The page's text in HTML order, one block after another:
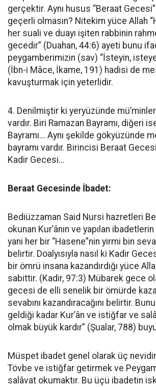
gerçektir. Aynı husus “Beraat
geçerli olmasın? Nitekim yüce Allah
her suali ve duayı işiten rabbinin
gecedir” (Duahan, 44:6) ayeti bunu
peygamberimizin (sav) “İsteyin,
(İbn-i Mâce, İkame, 191) hadisi de
kavuşturmak için yeterlidir.
4. Denilmiştir ki yeryüzünde
vardır. Biri Ramazan Bayramı, diğeri
Bayramı... Aynı şekilde gökyüzünde
bayramı vardır. Birincisi Beraat
Kadir Gecesi…
Beraat Gecesinde İbadet:
Bediüzzaman Said Nursi hazretleri
okunan Kur’ânın ve yapılan
yani her bir “Hasene”nin yirmi bin
belirtir. Doalyısıyla nasıl ki Kadir
bir ömrü insana kazandırdığı yüce
sabittir. (Kadir, 97:3) Mübarek gece
gecesi de elli senelik bir ömürde
sevabını kazandıracağını belirtir.
geldiği kadar Kur’ân ve istiğfar ve
olmak büyük kardır” (Şualar, 788)
Müspet ibadet genel olarak üç
Tövbe ve istiğfar getirmek ve
salâvat okumaktır. Bu üçü ibadetin